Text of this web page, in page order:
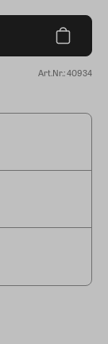
Art.Nr.: 40934